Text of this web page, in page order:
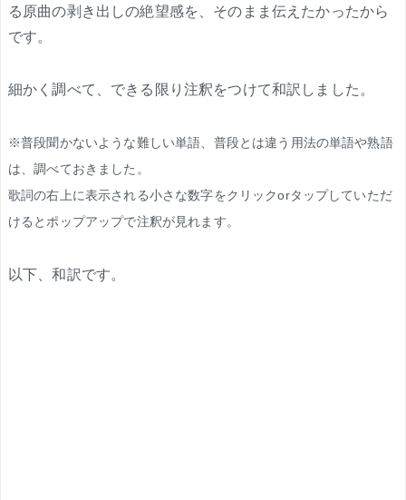
る原曲の剥き出しの絶望感を、そのまま伝えたかったから
です。
細かく調べて、できる限り注釈をつけて和訳しました。
※普段聞かないような難しい単語、普段とは違う用法の単語や熟語
は、調べておきました。
歌詞の右上に表示される小さな数字をクリックorタップしていただ
けるとポップアップで注釈が見れます。
以下、和訳です。